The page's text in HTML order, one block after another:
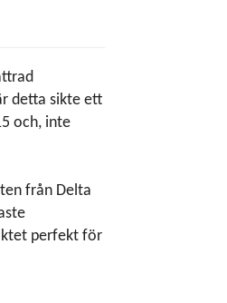
detta sikte ett
och, inte
från Delta
perfekt för